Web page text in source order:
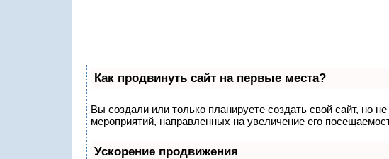
Как продвинуть сайт на первые места?
Вы создали или только планируете создать свой сайт, но
мероприятий, направленных на увеличение его
Ускорение продвижения